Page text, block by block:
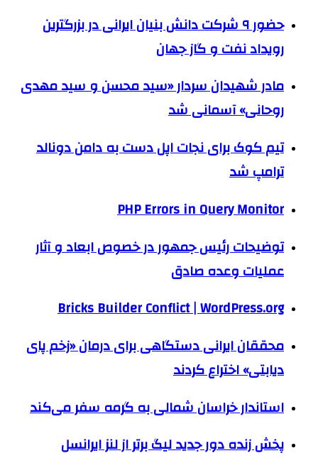
حضور ۹ شرکت‌ دانش بنیان ایرانی در بزرگترین
رویداد نفت و گاز جهان
مادر شهیدان سردار «سید محسن و سید مهدی
روحانی» آسمانی شد
تیم کوک برای نجات اپل دست به دامن دونالد
ترامپ شد
PHP Errors in Query Monitor
توضیحات رئیس جمهور در خصوص ابعاد و آثار
عملیات وعده صادق
Bricks Builder Conflict | WordPress.org
محققان ایرانی دستگاهی برای درمان «زخم پای
دیابتی» اختراع کردند
استاندار خراسان شمالی به گرمه سفر می‌کند
پخش زنده دور جدید لیگ برتر از لنز ایرانسل